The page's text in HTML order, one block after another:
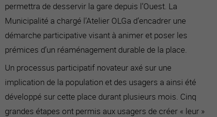
permettra de desservir la gare depuis l’Ouest. La
Municipalité a chargé l’Atelier OLGa d’encadrer une
démarche participative visant à animer et poser les
prémices d’un réaménagement durable de la place.
Un processus participatif novateur axé sur une
implication de la population et des usagers a ainsi été
développé sur cette place durant plusieurs mois. Cinq
grandes étapes ont permis aux usagers de créer « leur »